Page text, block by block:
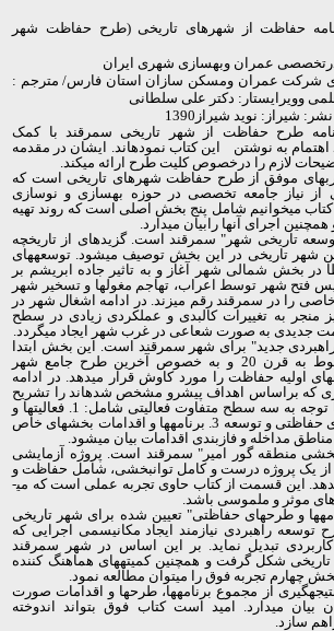
حفاظت از شهرهای تاریخی (طرح حفاظت شهر
وبهسازی شهری ایران
ومسکن سازان استان فارس/ مترجم :
وویرایستار: دکتر علی سلطانی
نوید شیراز1390
برنامه طرح حفاظت از شهر تاریخی سمرقند با کمک
به نوشتن این کتاب نموده­اند. ایشان در مقدمه
لازم را درخصوص کلیت طرح ارائه می­کند.
موفق از طرح حفاظت شهرهای تاریخی است که
از نیاز جامعه تخصصی در حوزه بهسازی و نوسازی
می­خوانیم شامل پنج بخش اصلی است که روند تهیه
اجرای آن­ها رابیان می­دارد.
تاریخی شهر" سمرقند است. گزیده­ای از تاریخچه
شهر تاریخی در این بخش توصیف می­شود. توسعه­های
در بخش شمالی شهر آغاز و به تاثیر جاده ابریشم بر
فتح شهر توسط اعراب، تهاجم مغول­ها و تسخیر شهر
را در سمرقند رقم می­زند. در ادامه اشغال شهر در
نیز منجر به تغییرات کالبدی و عملکردی زیادی در سطح
جدیدی به صورت شعاعی در غرب شهر ایجاد می­گردد.
جدید" برای شهر سمرقند است. این بخش ابتدا
به بررسی طرح­های مربوط به قرن 20 و به خصوص آخرین طرح جامع شهر
اولیه حفاظت را مورد کاوش قرار می­دهد. در ادامه
که براساس اهداف پیش­رو مشخص شده­اند را تشریح
و تبیین می­نماید. در آخر با توجه به سه سطح متفاوت فعالیتی شامل: 1. فعالیت­ها و
اقدامات جامع 2. معیارهای حفاظتی و توسعه 3. برنامه­ها و اقدامات بخش­های خاص
مداخله و فازبندی اقدامات بیان می­شود.
منطقه گور امیر" سمرقند است. پروژه آزمایشی
از یک پروژه درست و کامل توانبخشی، شامل حفاظت و
توسعه جدید، را نشان می­دهد. این قسمت از کتاب حاوی تجربه عملی است که می­
موثر و ملموسی باشد.
و طرح­های حفاظتی" تعیین شده برای شهر تاریخی
راهبردی نیازمند ایجاد مکانیسمی اجرایی که
کاربردی تبدیل نماید. بر این اساس در شهر سمرقند
شکل گرفت و همچنین کمیته­های هماهنگ کننده
چهارم تجربه فوق را می­توان مطالعه نمود.
از مجموع برنامه­ها، طرح­ها و اقدامات صورت
بیان می­دارد. امید است کتاب فوق بتواند اندوخته
سازد.